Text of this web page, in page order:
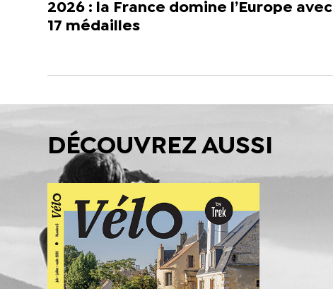
2026 : la France domine l’Europe avec
17 médailles
DÉCOUVREZ AUSSI